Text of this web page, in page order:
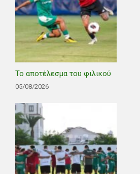
Το αποτέλεσμα του φιλικού
05/08/2026